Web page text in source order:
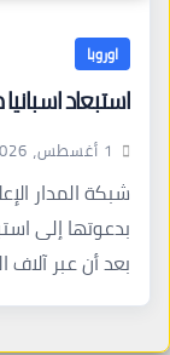
اوروبا
استبعاد
1 أغسطس، 2026
شبكة المدار
بدعوتها إلى
بعد أن عبر